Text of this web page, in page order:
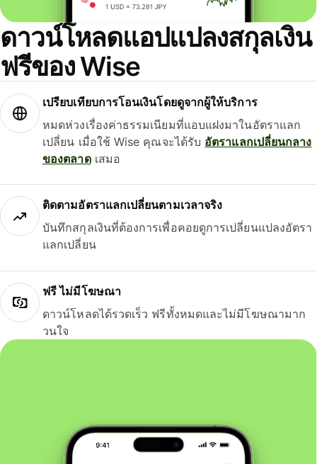
ดาวน์โหลดแอปแปลงสกุลเงิน
ฟรีของ Wise
เปรียบเทียบการโอนเงินโดยดูจากผู้ให้บริการ
หมดห่วงเรื่องค่าธรรมเนียมที่แอบแฝงมาในอัตราแลก
เปลี่ยน เมื่อใช้ Wise คุณจะได้รับ อัตราแลกเปลี่ยนกลาง
ของตลาดเสมอ
ติดตามอัตราแลกเปลี่ยนตามเวลาจริง
บันทึกสกุลเงินที่ต้องการเพื่อคอยดูการเปลี่ยนแปลงอัตรา
แลกเปลี่ยน
ฟรี ไม่มีโฆษณา
ดาวน์โหลดได้รวดเร็ว ฟรีทั้งหมดและไม่มีโฆษณามาก
วนใจ